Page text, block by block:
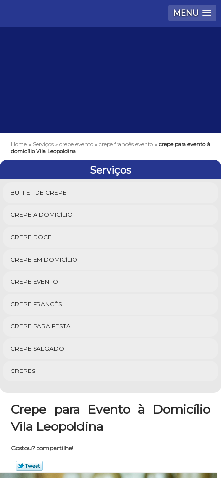
MENU
Home » Serviços»crepe evento »crepe francês evento » crepe para evento à
domicílio Vila Leopoldina
Serviços
BUFFET DE CREPE
CREPE A DOMICÍLIO
CREPE DOCE
CREPE EM DOMICÍLIO
CREPE EVENTO
CREPE FRANCÊS
CREPE PARA FESTA
CREPE SALGADO
CREPES
Crepe para Evento à Domicílio
Vila Leopoldina
Gostou? compartilhe!